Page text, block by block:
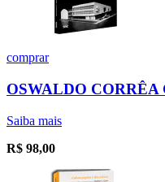
comprar
OSWALDO CORRÊA
Saiba mais
R$ 98,00